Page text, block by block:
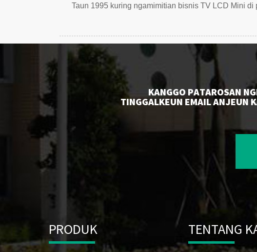
Taun 1995 kuring ngamimitian bisnis TV LCD Mini di
KANGGO PATAROSAN
TINGGALKEUN EMAIL ANJEUN
PRODUK TENTANG